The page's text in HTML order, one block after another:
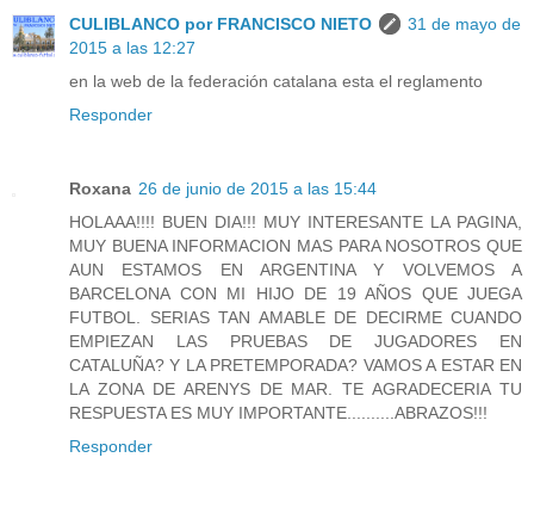
CULIBLANCO por FRANCISCO NIETO
31 de mayo de
2015 a las 12:27
en la web de la federación catalana esta el reglamento
Responder
Roxana 26 de junio de 2015 a las 15:44
HOLAAA!!!! BUEN DIA!!! MUY INTERESANTE LA PAGINA,
MUY BUENA INFORMACION MAS PARA NOSOTROS QUE
AUN ESTAMOS EN ARGENTINA Y VOLVEMOS A
BARCELONA CON MI HIJO DE 19 AÑOS QUE JUEGA
FUTBOL. SERIAS TAN AMABLE DE DECIRME CUANDO
EMPIEZAN LAS PRUEBAS DE JUGADORES EN
CATALUÑA? Y LA PRETEMPORADA? VAMOS A ESTAR EN
LA ZONA DE ARENYS DE MAR. TE AGRADECERIA TU
RESPUESTA ES MUY IMPORTANTE..........ABRAZOS!!!
Responder